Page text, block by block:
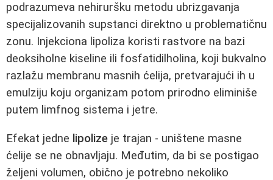
podrazumeva nehiruršku metodu ubrizgavanja
specijalizovanih supstanci direktno u problematičnu
zonu. Injekciona lipoliza koristi rastvore na bazi
deoksiholne kiseline ili fosfatidilholina, koji bukvalno
razlažu membranu masnih ćelija, pretvarajući ih u
emulziju koju organizam potom prirodno eliminiše
putem limfnog sistema i jetre.
Efekat jedne lipolize je trajan - uništene masne
ćelije se ne obnavljaju. Međutim, da bi se postigao
željeni volumen, obično je potrebno nekoliko